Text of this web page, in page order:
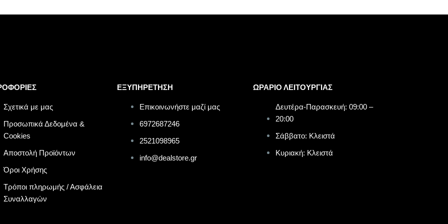
Σχετικά με μας
Προσωπικά Δεδομένα &
Cookies
Αποστολή Προϊόντων
Όροι Χρήσης
Τρόποι πληρωμής / Ασφάλεια
Συναλλαγών
ΕΞΥΠΗΡΕΤΗΣΗ
Επικοινωνήστε μαζί μας
6972687246
2521098965
info@dealstore.gr
ΩΡΑΡΙΟ ΛΕΙΤΟΥΡΓΙΑΣ​
Δευτέρα-Παρασκευή: 09:00 –
20:00
Σάββατο: Κλειστά
Κυριακή: Κλειστά